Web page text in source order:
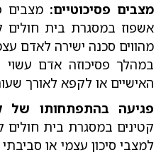
מצבים פסיכוטיים: מצבים
אשפוז במסגרת בית
מהווים סכנה ישירה לאדם
במהלך פסיכוזה אדם
האישיים או לקפא לאורך
פגיעה בהתפתחותו של
קטינים במסגרת בית חולים
למצבי סיכון עצמי או